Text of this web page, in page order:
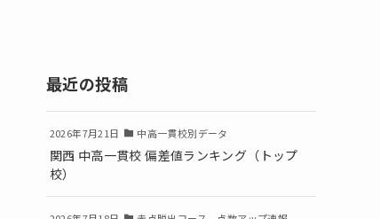
最近の投稿
2026年7月21日 中高一貫校別データ
関西 中高一貫校 偏差値ランキング（トップ
校）